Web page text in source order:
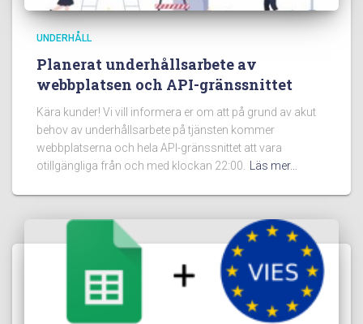
UNDERHÅLL
Planerat underhållsarbete av
webbplatsen och API-gränssnittet
Kära kunder! Vi vill informera er om att på grund av akut
behov av underhållsarbete på tjänsten kommer
webbplatserna och hela API-gränssnittet att vara
otillgängliga från och med klockan 22:00.
Läs mer…